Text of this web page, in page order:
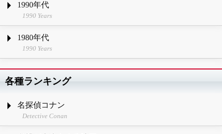
1990年代
1990 Years
1980年代
1990 Years
各種ランキング
名探偵コナン
Detective Conan